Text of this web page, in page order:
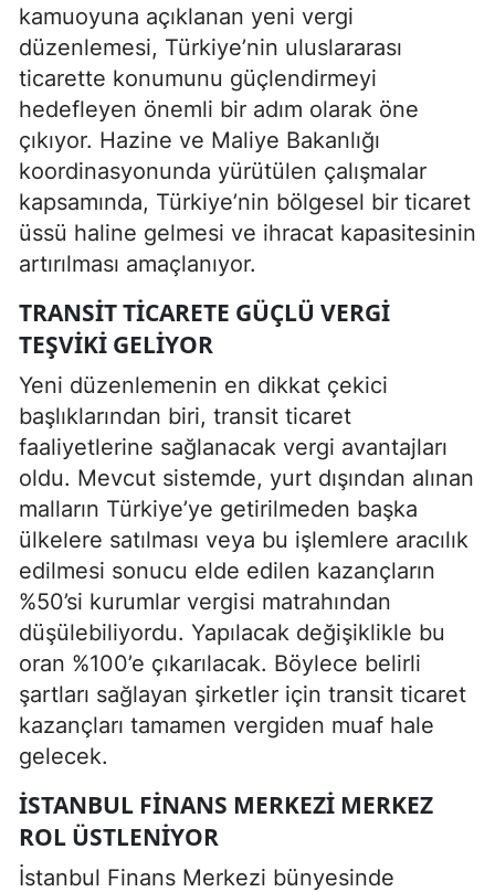
kamuoyuna açıklanan yeni vergi
düzenlemesi, Türkiye’nin uluslararası
ticarette konumunu güçlendirmeyi
hedefleyen önemli bir adım olarak öne
çıkıyor. Hazine ve Maliye Bakanlığı
koordinasyonunda yürütülen çalışmalar
kapsamında, Türkiye’nin bölgesel bir ticaret
üssü haline gelmesi ve ihracat kapasitesinin
artırılması amaçlanıyor.
TRANSIT TICARETE GÜÇLÜ VERGI
TEŞVIKI GELIYOR
Yeni düzenlemenin en dikkat çekici
başlıklarından biri, transit ticaret
faaliyetlerine sağlanacak vergi avantajları
oldu. Mevcut sistemde, yurt dışından alınan
malların Türkiye’ye getirilmeden başka
ülkelere satılması veya bu işlemlere aracılık
edilmesi sonucu elde edilen kazançların
%50’si kurumlar vergisi matrahından
düşülebiliyordu. Yapılacak değişiklikle bu
oran %100’e çıkarılacak. Böylece belirli
şartları sağlayan şirketler için transit ticaret
kazançları tamamen vergiden muaf hale
gelecek.
İSTANBUL FINANS MERKEZI MERKEZ
ROL ÜSTLENIYOR
İstanbul Finans Merkezi bünyesinde